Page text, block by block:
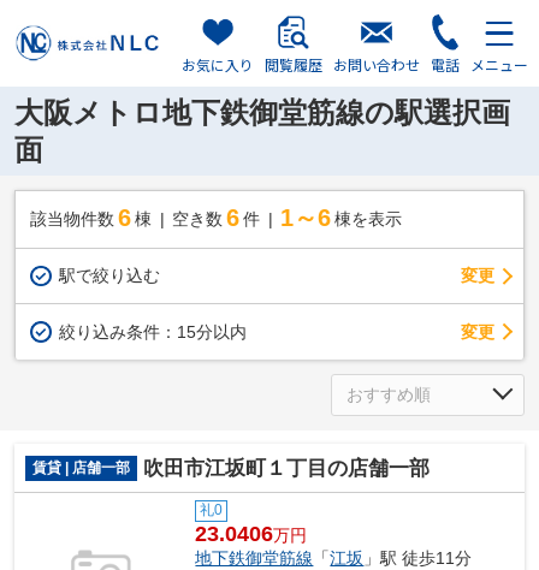
お気に入り 閲覧履歴 お問い合わせ 電話 メニュー
大阪メトロ地下鉄御堂筋線の駅選択画
面
該当物件数 6棟 空き数 6 件 1～6 棟を表示
駅で絞り込む 変更
絞り込み条件： 15分以内 変更
賃貸 | 店舗一部 吹田市江坂町１丁目の店舗一部
礼0
23.0406万円
地下鉄御堂筋線 「江坂 」駅 徒歩11分